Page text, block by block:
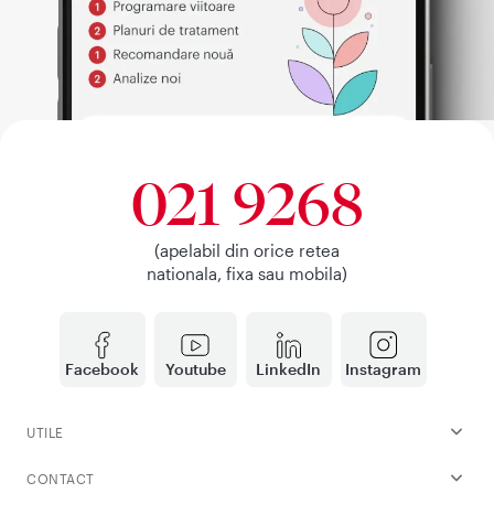
Facebook Youtube LinkedIn Instagram
021 9268
(apelabil din orice retea
nationala, fixa sau mobila)
UTILE
CONTACT